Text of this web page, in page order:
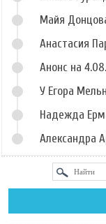
Майя
Анастасия
Анонс на
У Егора
Надежда
Александра